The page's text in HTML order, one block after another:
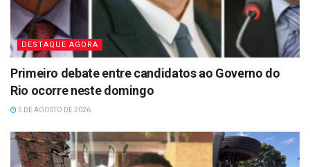
DESTAQUE AGORA
Primeiro debate entre candidatos ao Governo do
Rio ocorre neste domingo
5 DE AGOSTO DE 2026